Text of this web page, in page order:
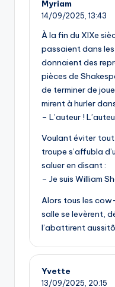
Myriam
14/09/2025, 13:43
À la fin du XIXe
passaient dans
donnaient des
pièces de
de terminer de
mirent à hurler
– L’auteur !
Voulant éviter
troupe s’affubla
saluer en disant :
– Je suis William
Alors tous les
salle se levèrent,
l’abattirent
Yvette
13/09/2025, 20:15